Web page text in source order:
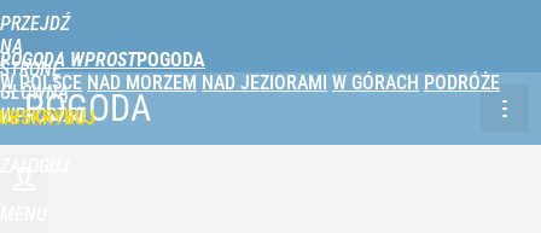
PRZEJDŹ
NA
STRONĘ
GŁÓWNĄ
WPROST.PL
POGODA WPROST
W POLSCE NAD MORZEM NAD JEZIORAMI W GÓRACH PODRÓŻE
POGODA